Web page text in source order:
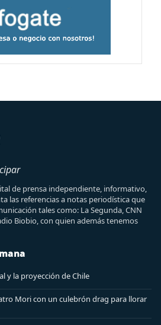
de prensa independiente, informativo,
las referencias a notas periodística que
tales como: La Segunda, CNN
Biobio, con quien además tenemos
y la proyección de Chile
Mori con un culebrón drag para llorar